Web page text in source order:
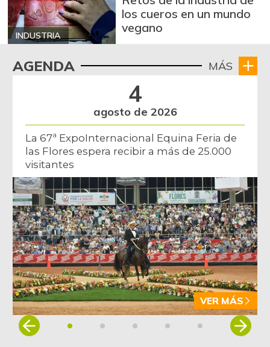
INDUSTRIA
los cueros en un mundo
vegano
AGENDA MÁS
4
agosto de 2026
La 67ª ExpoInternacional Equina Feria de
las Flores espera recibir a más de 25.000
visitantes
VER MÁS
Item